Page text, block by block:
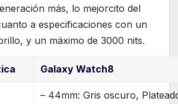
más, lo mejorcito del
a especificaciones con un
y un máximo de 3000 nits.
Galaxy Watch8
– 44mm: Gris oscuro,